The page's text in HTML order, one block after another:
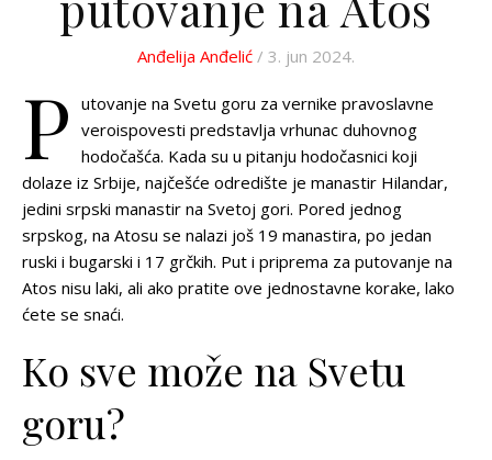
Anđelija Anđelić / 3. jun 2024.
P utovanje na Svetu goru za vernike pravoslavne
veroispovesti predstavlja vrhunac duhovnog
hodočašća. Kada su u pitanju hodočasnici koji
dolaze iz Srbije, najčešće odredište je manastir Hilandar,
jedini srpski manastir na Svetoj gori. Pored jednog
srpskog, na Atosu se nalazi još 19 manastira, po jedan
ruski i bugarski i 17 grčkih. Put i priprema za putovanje na
Atos nisu laki, ali ako pratite ove jednostavne korake, lako
ćete se snaći.
Ko sve može na Svetu
goru?